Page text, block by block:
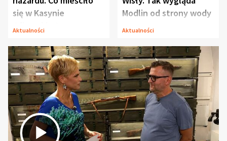
się w Kasynie
Oficerskim?
Aktualności
Modlin od strony wody
Aktualności